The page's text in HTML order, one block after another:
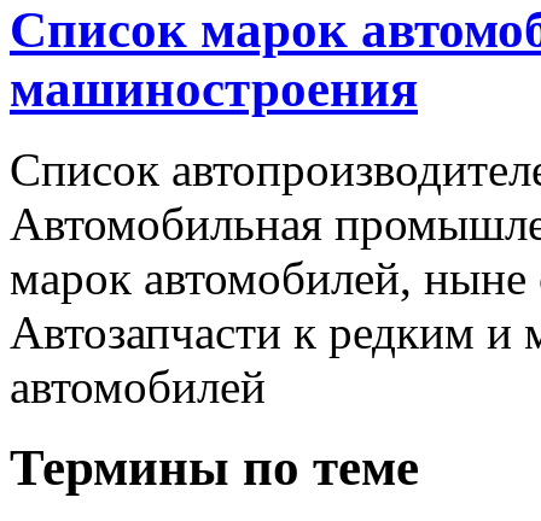
Список марок
машиностроения
Список
Автомобильная
марок автомобилей,
Автозапчасти к редким
автомобилей
Термины по теме